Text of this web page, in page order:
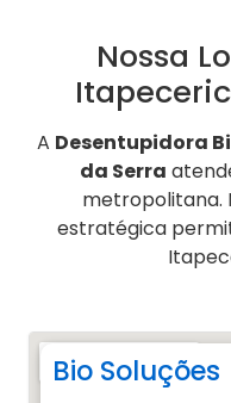
Nossa
A Desentupidora
da Serra
metropolitana.
estratégica
Bio Soluções